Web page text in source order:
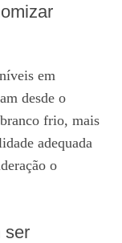
em
desde o
frio, mais
adequada
o
ser